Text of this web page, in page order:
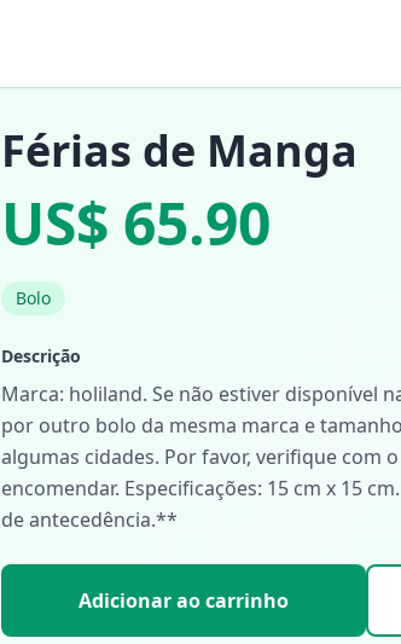
Férias de Manga
US$ 65.90
Bolo
Descrição
Marca: holiland. Se não estiver disponível
por outro bolo da mesma marca e
algumas cidades. Por favor, verifique com
encomendar. Especificações: 15 cm x 15
de antecedência.**
Adicionar ao carrinho